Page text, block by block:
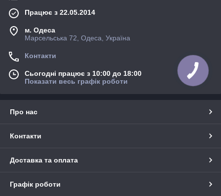
Працює з 22.05.2014
м. Одеса
Марсельська 72, Одеса, Україна
Контакти
Сьогодні працює з 10:00 до 18:00
Показати весь графік роботи
Про нас
Контакти
Доставка та оплата
Графік роботи